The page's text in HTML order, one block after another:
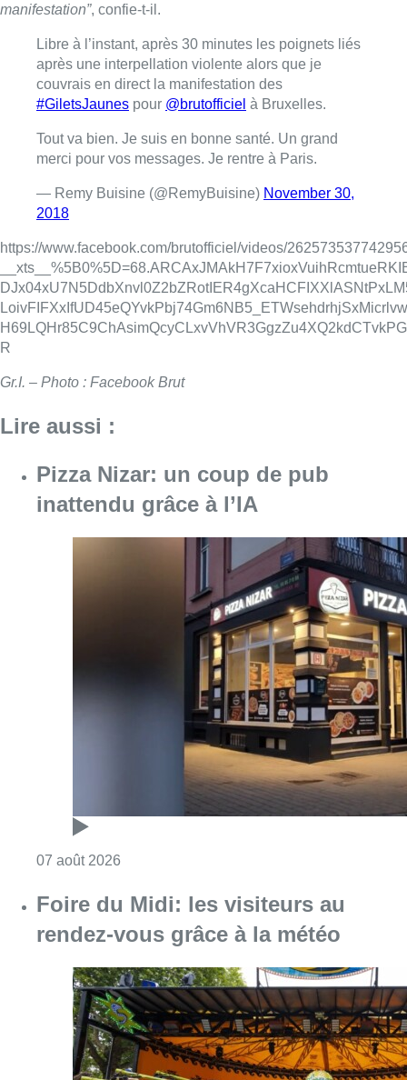
manifestation”, confie-t-il.
Libre à l’instant, après 30 minutes les poignets liés
après une interpellation violente alors que je
couvrais en direct la manifestation des
#GiletsJaunes pour @brutofficiel à Bruxelles.
Tout va bien. Je suis en bonne santé. Un grand
merci pour vos messages. Je rentre à Paris.
— Remy Buisine (@RemyBuisine) November 30,
2018
https://www.facebook.com/brutofficiel/videos/
R
Gr.I. – Photo : Facebook Brut
Lire aussi :
Pizza Nizar: un coup de pub
inattendu grâce à l’IA
07 août 2026
Foire du Midi: les visiteurs au
rendez-vous grâce à la météo